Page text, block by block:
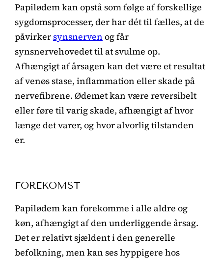
Papilødem kan opstå som følge af forskellige
sygdomsprocesser, der har dét til fælles, at de
påvirkersynsnerven og får
synsnervehovedet til at svulme op.
Afhængigt af årsagen kan det være et resultat
af venøs stase, inflammation eller skade på
nervefibrene. Ødemet kan være reversibelt
eller føre til varig skade, afhængigt af hvor
længe det varer, og hvor alvorlig tilstanden
er.
FOREKOMST
Papilødem kan forekomme i alle aldre og
køn, afhængigt af den underliggende årsag.
Det er relativt sjældent i den generelle
befolkning, men kan ses hyppigere hos